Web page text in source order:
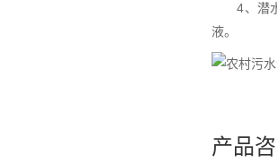
4、潜水
液。
产品